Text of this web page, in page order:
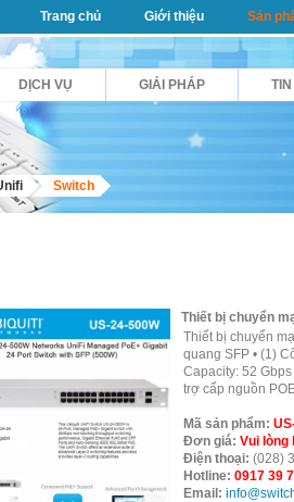
Switch
Thiết bị chuyển
Thiết bị chuyển
quang SFP • (1)
Capacity: 52
trợ cấp nguồn
Mã sản phẩm:
Đơn giá: Vui lòng
Điện thoại: (028)
Hotline: 0917 39
Email:
DỊCH VỤ GIẢI PHÁP
Trang chủ Giới thiệu Sản